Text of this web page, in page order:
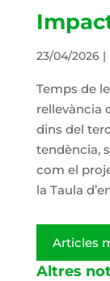
23/04/2026|
Temps de
rellevància
dins del
tendència,
com el
la Taula
Articles
Altres